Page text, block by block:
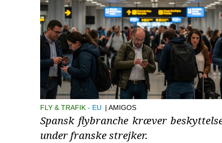
FLY & TRAFIK EU | AMIGOS
Spansk flybranche kræver
under franske strejker.